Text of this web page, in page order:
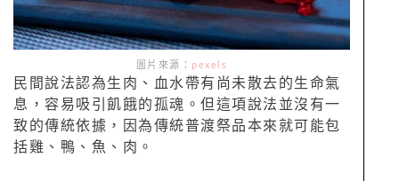
圖片來源： pexels
民間說法認為生肉、血水帶有尚未散去的生命氣
息，容易吸引飢餓的孤魂。但這項說法並沒有一
致的傳統依據，因為傳統普渡祭品本來就可能包
括雞、鴨、魚、肉。